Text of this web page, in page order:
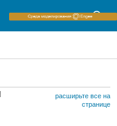
расширьте все на
странице